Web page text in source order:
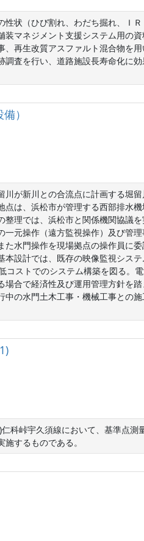
状（ひび割れ、わだち掘れ、Ｉ
マネジメント支援システム用の資
再生改質アスファルト混合物を
査を行い、道路施設長寿命化に
）
が新川との合流点に計画する堀
は、浜松市が管理する西部排水
理では、浜松市と関係機関協議
元操作（遠方監視操作）及び管
水門操作を現場拠点の操作員に
設計では、既存の映像監視シス
コストでのシステム構築を図る。
合で経済性及び運用管理方針を
の水門土木工事・機械工事との
科峠宇久須線において、基準点測
するものである。